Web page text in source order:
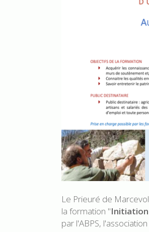
Le Prieuré de
la formation "Initiation
par l'ABPS,